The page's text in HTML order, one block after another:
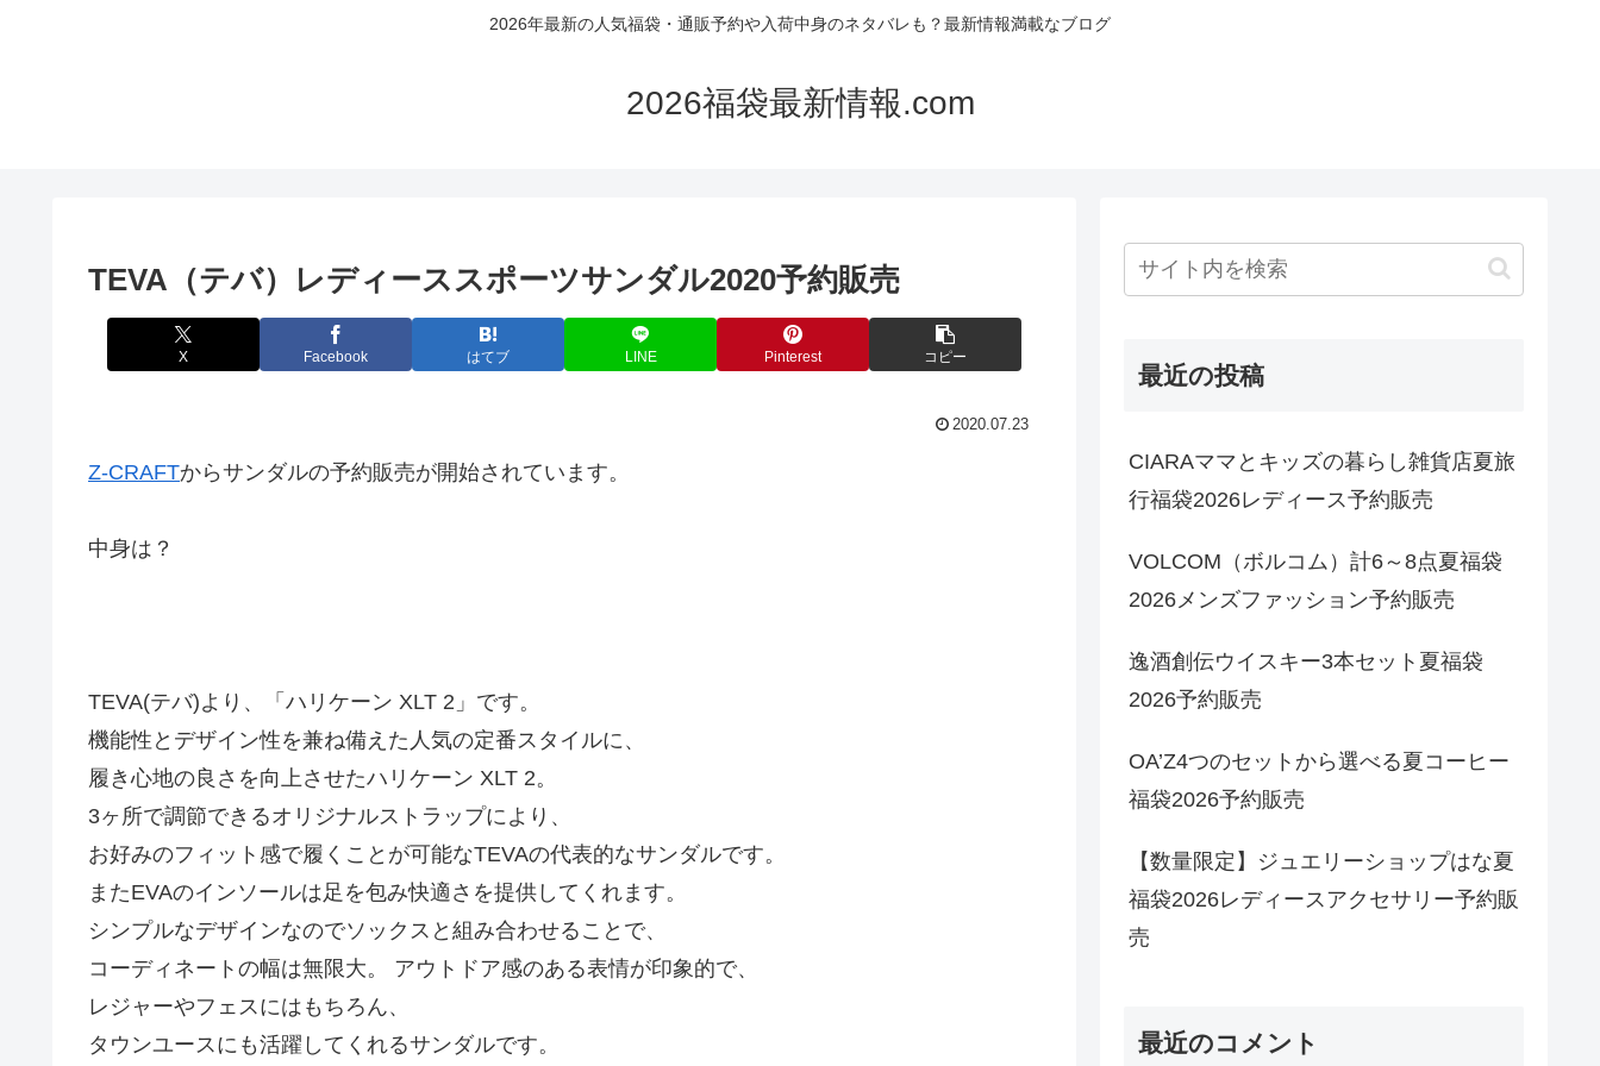
2026年最新の人気福袋・通販予約や入荷中身のネタバレも？最新情報満載なブログ
2026福袋最新情報.com
TEVA（テバ）レディーススポーツサンダル2020予約販売
X Facebook はてブ LINE Pinterest コピー
2020.07.23
Z-CRAFTからサンダルの予約販売が開始されています。
中身は？
TEVA(テバ)より、「ハリケーン XLT 2」です。
機能性とデザイン性を兼ね備えた人気の定番スタイルに、
履き心地の良さを向上させたハリケーン XLT 2。
3ヶ所で調節できるオリジナルストラップにより、
お好みのフィット感で履くことが可能なTEVAの代表的なサンダルです。
またEVAのインソールは足を包み快適さを提供してくれます。
シンプルなデザインなのでソックスと組み合わせることで、
コーディネートの幅は無限大。 アウトドア感のある表情が印象的で、
レジャーやフェスにはもちろん、
タウンユースにも活躍してくれるサンダルです。
最近の投稿
CIARAママとキッズの暮らし雑貨店夏旅
行福袋2026レディース予約販売
VOLCOM（ボルコム）計6～8点夏福袋
2026メンズファッション予約販売
逸酒創伝ウイスキー3本セット夏福袋
2026予約販売
OA’Z4つのセットから選べる夏コーヒー
福袋2026予約販売
【数量限定】ジュエリーショップはな夏
福袋2026レディースアクセサリー予約販
売
最近のコメント